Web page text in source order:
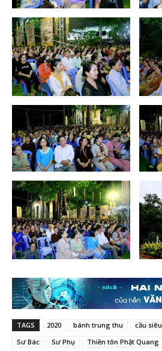
TAGS 2020 bánh trung thu cầu siêu
Sư Bác
Sư Phụ Thiền tôn Phật Quang